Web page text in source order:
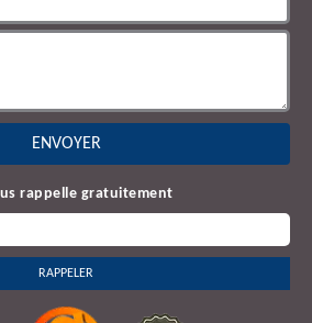
rappelle gratuitement